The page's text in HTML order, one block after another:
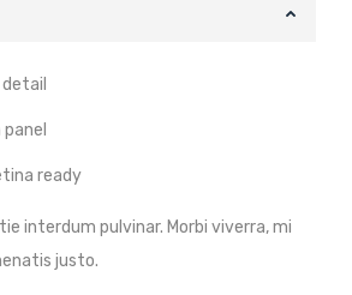
ready
interdum pulvinar. Morbi viverra, mi
justo.